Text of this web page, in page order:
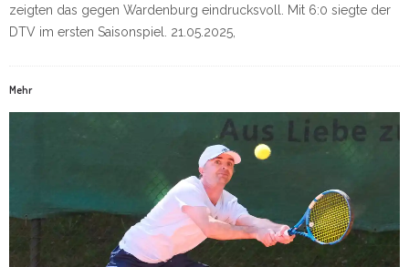
zeigten das gegen Wardenburg eindrucksvoll. Mit 6:0 siegte der
DTV im ersten Saisonspiel. 21.05.2025,
Mehr